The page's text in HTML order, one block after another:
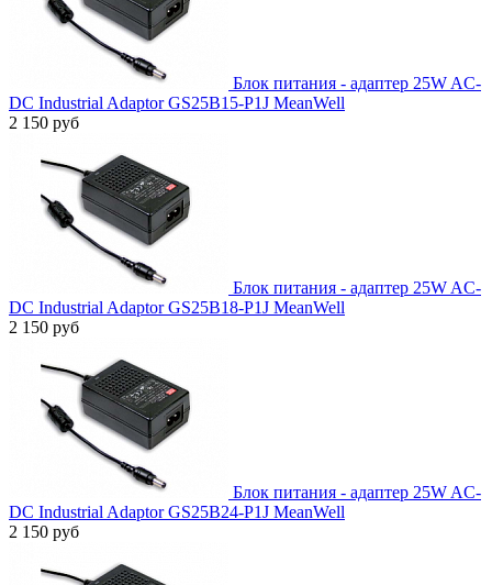
Блок питания - адаптер 25W AC-
DC Industrial Adaptor GS25B15-P1J MeanWell
2 150 руб
Блок питания - адаптер 25W AC-
DC Industrial Adaptor GS25B18-P1J MeanWell
2 150 руб
Блок питания - адаптер 25W AC-
DC Industrial Adaptor GS25B24-P1J MeanWell
2 150 руб